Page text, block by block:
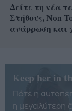
Δείτε τη νέα
Στήθους, Non
ανάρρωση και
Keep her in
Πότε η
η μεγαλύτερη